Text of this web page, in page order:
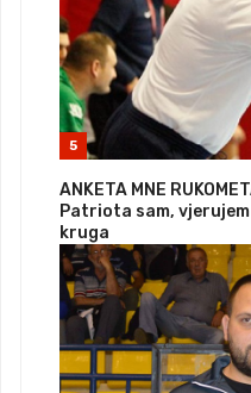
5
ANKETA MNE
Patriota sam,
kruga